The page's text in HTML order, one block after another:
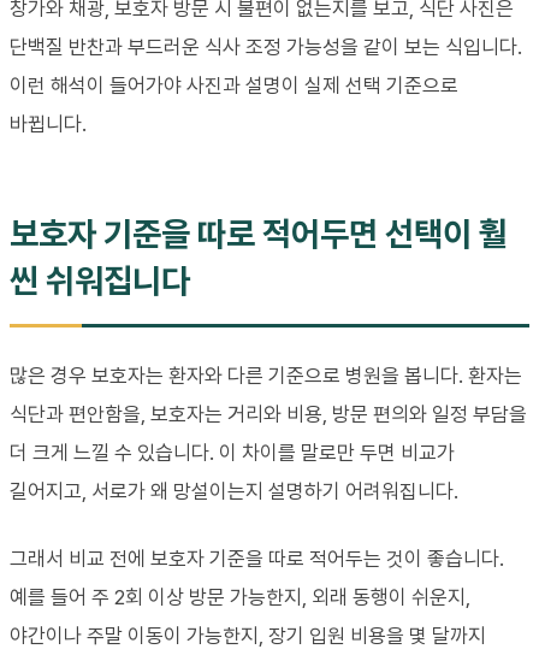
창가와 채광, 보호자 방문 시 불편이 없는지를 보고, 식단 사진은
단백질 반찬과 부드러운 식사 조정 가능성을 같이 보는 식입니다.
이런 해석이 들어가야 사진과 설명이 실제 선택 기준으로
바뀝니다.
보호자 기준을 따로 적어두면 선택이 훨
씬 쉬워집니다
많은 경우 보호자는 환자와 다른 기준으로 병원을 봅니다. 환자는
식단과 편안함을, 보호자는 거리와 비용, 방문 편의와 일정 부담을
더 크게 느낄 수 있습니다. 이 차이를 말로만 두면 비교가
길어지고, 서로가 왜 망설이는지 설명하기 어려워집니다.
그래서 비교 전에 보호자 기준을 따로 적어두는 것이 좋습니다.
예를 들어 주 2회 이상 방문 가능한지, 외래 동행이 쉬운지,
야간이나 주말 이동이 가능한지, 장기 입원 비용을 몇 달까지